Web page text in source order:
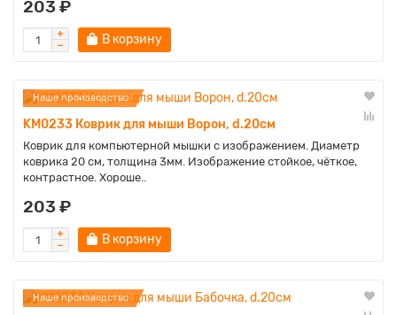
203 ₽
В корзину
Наше производство
KM0233 Коврик для мыши Ворон, d.20см
Коврик для компьютерной мышки с изображением. Диаметр
коврика 20 см, толщина 3мм. Изображение стойкое, чёткое,
контрастное. Хороше..
203 ₽
В корзину
Наше производство